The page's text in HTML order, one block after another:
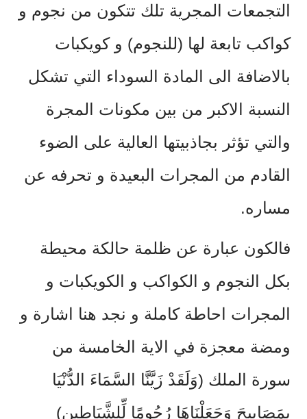
التجمعات المجرية تلك تتكون من نجوم و
كواكب تابعة لها (للنجوم) و كويكبات
بالاضافة الى المادة السوداء التي تشكل
النسبة الاكبر من بين مكونات المجرة
والتي تؤثر بجاذبيتها العالية على الضوء
القادم من المجرات البعيدة و تحرفه عن
مساره.
فالكون عبارة عن ظلمة حالكة محيطة
بكل النجوم و الكواكب و الكويكبات و
المجرات احاطة كاملة و نجد هنا اشارة و
ومضة معجزة في الاية الخامسة من
سورة الملك (وَلَقَدْ زَيَّنَّا السَّمَاءَ الدُّنْيَا
بِمَصَابِيحَ وَجَعَلْنَاهَا رُجُومًا لِّلشَّيَاطِينِ)